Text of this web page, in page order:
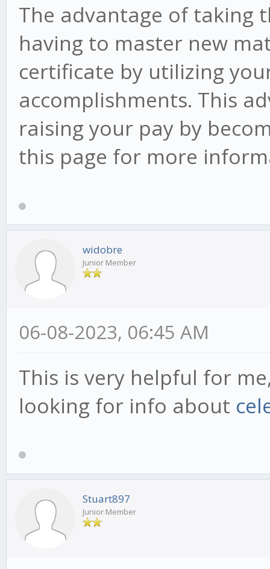
The advantage of taking
having to master new
certificate by utilizing
accomplishments. This
raising your pay by
this page for more
widobre
Junior Member
06-08-2023, 06:45 AM
This is very helpful for
looking for info about
Stuart897
Junior Member